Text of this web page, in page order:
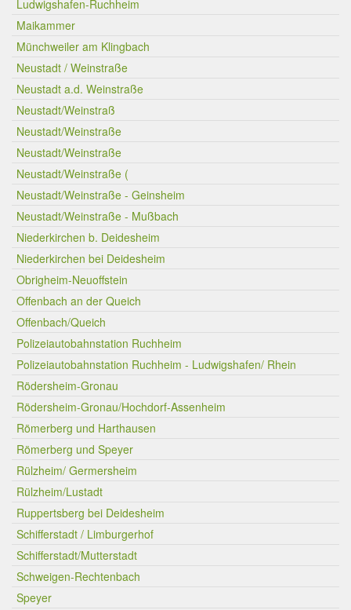
Ludwigshafen-Ruchheim
Maikammer
Münchweiler am Klingbach
Neustadt / Weinstraße
Neustadt a.d. Weinstraße
Neustadt/Weinstraß
Neustadt/Weinstraße
Neustadt/Weinstraße
Neustadt/Weinstraße (
Neustadt/Weinstraße - Geinsheim
Neustadt/Weinstraße - Mußbach
Niederkirchen b. Deidesheim
Niederkirchen bei Deidesheim
Obrigheim-Neuoffstein
Offenbach an der Queich
Offenbach/Queich
Polizeiautobahnstation Ruchheim
Polizeiautobahnstation Ruchheim - Ludwigshafen/ Rhein
Rödersheim-Gronau
Rödersheim-Gronau/Hochdorf-Assenheim
Römerberg und Harthausen
Römerberg und Speyer
Rülzheim/ Germersheim
Rülzheim/Lustadt
Ruppertsberg bei Deidesheim
Schifferstadt / Limburgerhof
Schifferstadt/Mutterstadt
Schweigen-Rechtenbach
Speyer